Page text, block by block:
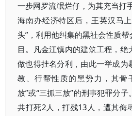
一步网罗流氓烂仔，为其充当打
海南办经济特区后，王英汉马
头”，利用他纠集的黑社会性质
目。凡金江镇内的建筑工程，绝
做也得挂名分利，由此一举成为
教、行帮性质的黑势力，其骨
放”或“三抓三放”的刑事犯罪分
共打死2人，打残13人，遭其侮